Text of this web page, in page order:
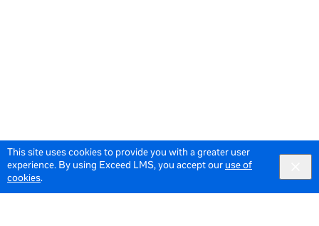
This site uses cookies to provide you with a greater user
experience. By using Exceed LMS, you accept our use of
cookies.